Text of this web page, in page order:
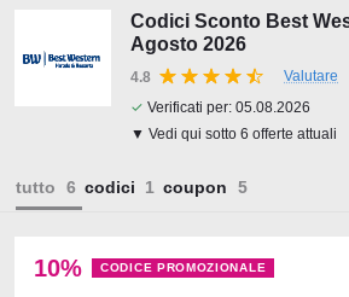
Codici Sconto Best
Agosto 2026
4.8
Valutare
✓ Verificati per: 05.08.2026
▼ Vedi qui sotto 6 offerte attuali
tutto codici coupon
10% CODICE PROMOZIONALE